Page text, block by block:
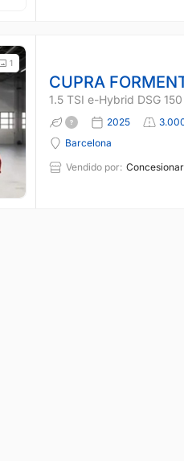
1
CUPRA
1.5 TSI e-Hybrid DSG
2025
Barcelona
Vendido por: